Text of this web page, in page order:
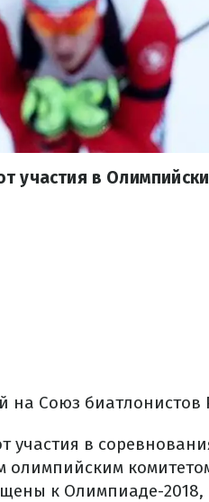
участия в
на Союз биатлонистов
участия в
олимпийским
к Олимпиаде-2018,